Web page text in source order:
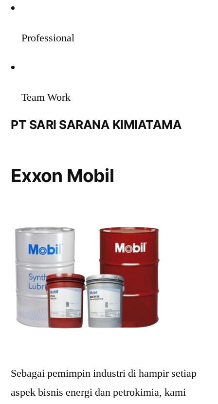
Professional
Team Work
PT SARI SARANA KIMIATAMA
Exxon Mobil
Sebagai pemimpin industri di hampir setiap
aspek bisnis energi dan petrokimia, kami